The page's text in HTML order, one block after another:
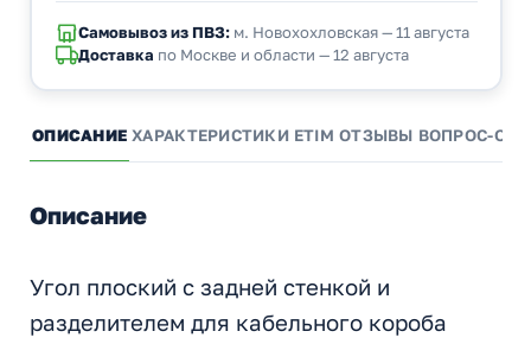
Самовывоз из ПВЗ:м. Новохохловская — 11 августа
Доставка по Москве и области — 12 августа
ОПИСАНИЕ ХАРАКТЕРИСТИКИ ETIM ОТЗЫВЫ ВОПРОС-
Описание
Угол плоский с задней стенкой и
разделителем для кабельного короба